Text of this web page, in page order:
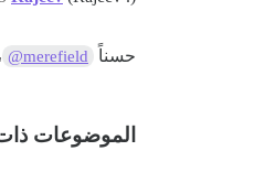
حسناً @merefield
الموضوعات